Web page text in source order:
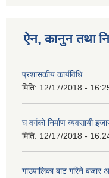
ऐन, कानुन तथा
प्रशासकीय कार्यविधि
मिति: 12/17/2018 -
घ वर्गको निर्माण व्यवसायी
मिति: 12/17/2018 -
गाउपालिका बाट गरिने बजार